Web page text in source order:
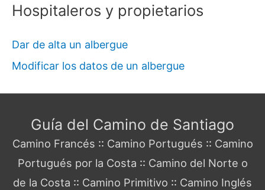
Hospitaleros y propietarios
Dar de alta un albergue
Modificar los datos de un albergue
Guía del Camino de Santiago
Camino Francés :: Camino Portugués :: Camino
Portugués por la Costa :: Camino del Norte o
de la Costa :: Camino Primitivo :: Camino Inglés